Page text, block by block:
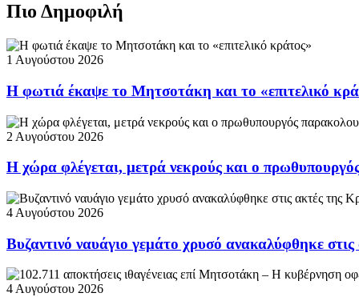
Πιο Δημοφιλή
1 Αυγούστου 2026
Η φωτιά έκαψε το Μητσοτάκη και το «επιτελικό
2 Αυγούστου 2026
Η χώρα φλέγεται, μετρά νεκρούς και ο
4 Αυγούστου 2026
Βυζαντινό ναυάγιο γεμάτο χρυσό ανακαλύφθηκε
4 Αυγούστου 2026